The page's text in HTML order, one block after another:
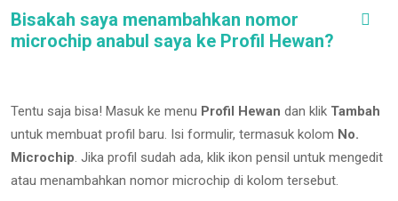
Bisakah saya menambahkan nomor
microchip anabul saya ke Profil Hewan?
Tentu saja bisa! Masuk ke menu Profil Hewan dan klik Tambah
untuk membuat profil baru. Isi formulir, termasuk kolom No.
Microchip. Jika profil sudah ada, klik ikon pensil untuk mengedit
atau menambahkan nomor microchip di kolom tersebut.